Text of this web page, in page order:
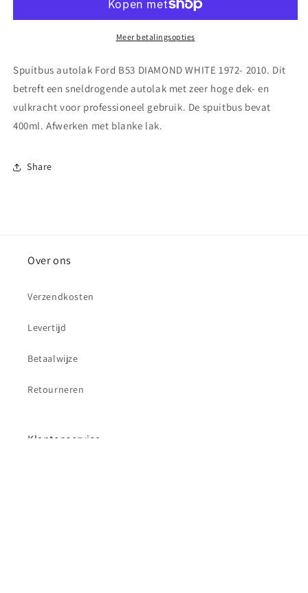
DIAMOND
2010
B53
DIAMOND
WHITE
2010
Meer betalingsopties
Spuitbus autolak Ford B53 DIAMOND WHITE 1972- 2010. Dit
betreft een sneldrogende autolak met zeer hoge dek- en
vulkracht voor professioneel gebruik. De spuitbus bevat
400ml. Afwerken met blanke lak.
Share
Over ons
Verzendkosten
Levertijd
Betaalwijze
Retourneren
Klantenservice